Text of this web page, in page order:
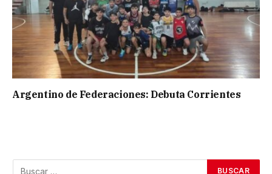
Argentino de Federaciones: Debuta Corrientes